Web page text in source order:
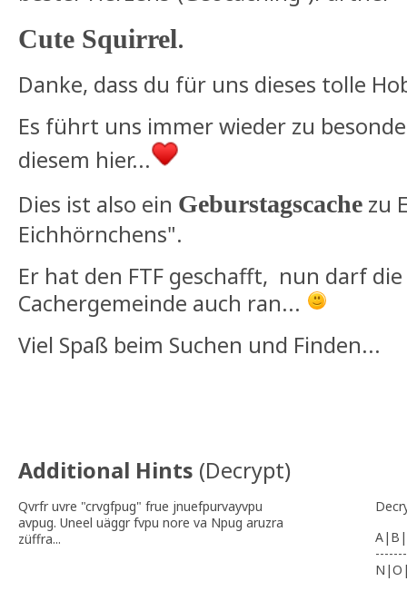
Cute Squirrel.
Danke, dass du für uns dieses tolle
Es führt uns immer wieder zu
diesem hier...
Dies ist also ein Geburstagscache zu
Eichhörnchens".
Er hat den FTF geschafft, nun darf
Cachergemeinde auch ran...
Viel Spaß beim Suchen und Finden...
Additional Hints (Decrypt)
Qvrfr uvre "crvgfpug" frue jnuefpurvayvpu
avpug. Uneel uäggr fvpu nore va Npug aruzra
züffra...